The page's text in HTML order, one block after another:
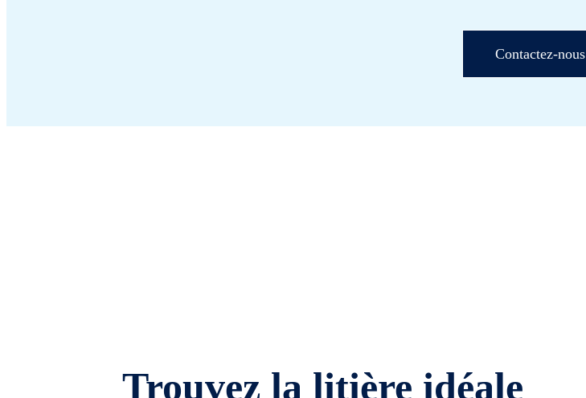
Contactez-nous
Trouvez la litière idéale